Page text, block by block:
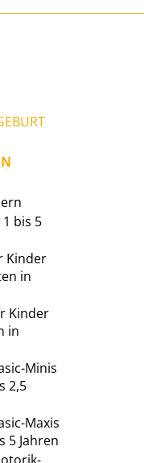
bis 5
Kinder
in
Kinder
in
Minis
2,5
Maxis
5 Jahren